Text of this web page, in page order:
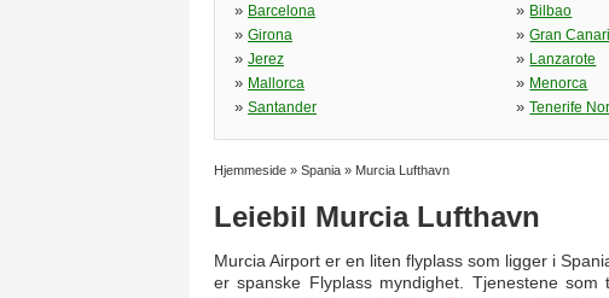
» Barcelona » Bilbao
» Girona »Gran
» Jerez » Lanzarote
» Mallorca » Menorca
» Santander »Tenerife
Hjemmeside » Spania » Murcia Lufthavn
Leiebil Murcia Lufthavn
Murcia Airport er en liten flyplass som ligger i
er spanske Flyplass myndighet. Tjenestene